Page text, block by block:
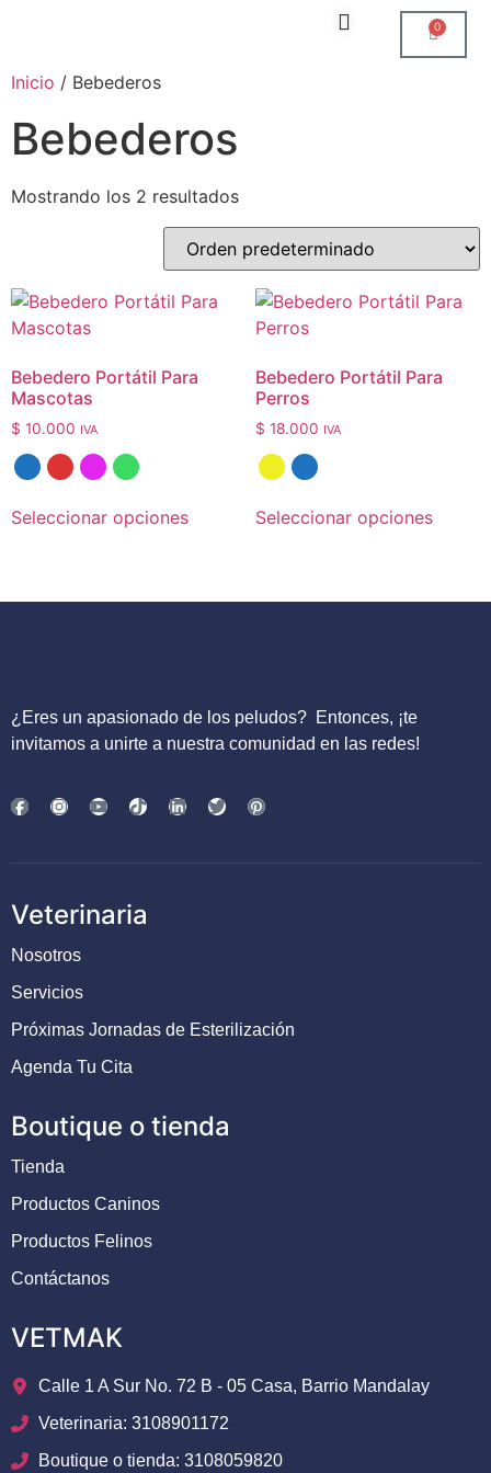
0
Inicio / Bebederos
Bebederos
Mostrando los 2 resultados
Bebedero Portátil Para
Mascotas
$ 10.000 IVA
Seleccionar opciones
Bebedero Portátil Para
Perros
$ 18.000 IVA
Seleccionar opciones
¿Eres un apasionado de los peludos? Entonces, ¡te
invitamos a unirte a nuestra comunidad en las redes!
Veterinaria
Nosotros
Servicios
Próximas Jornadas de Esterilización
Agenda Tu Cita
Boutique o tienda
Tienda
Productos Caninos
Productos Felinos
Contáctanos
VETMAK
Calle 1 A Sur No. 72 B - 05 Casa, Barrio Mandalay
Veterinaria: 3108901172
Boutique o tienda: 3108059820